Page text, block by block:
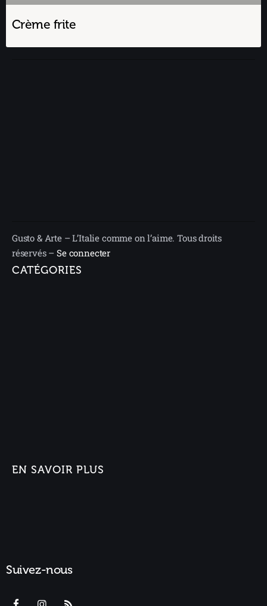
Crème frite
Gusto & Arte – L’Italie comme on l’aime. Tous droits
réservés –Se connecter
CATÉGORIES
EN SAVOIR PLUS
Suivez-nous